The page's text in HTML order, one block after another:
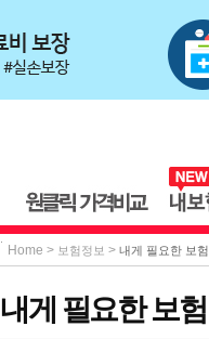
Home > 보험정보 > 내게 필요한 보험
내게 필요한 보험